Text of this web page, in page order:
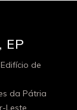
EP
de
da Pátria
Leste